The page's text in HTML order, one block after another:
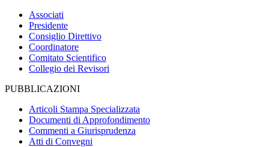
Associati
Presidente
Consiglio Direttivo
Coordinatore
Comitato Scientifico
Collegio dei Revisori
PUBBLICAZIONI
Articoli Stampa Specializzata
Documenti di Approfondimento
Commenti a Giurisprudenza
Atti di Convegni